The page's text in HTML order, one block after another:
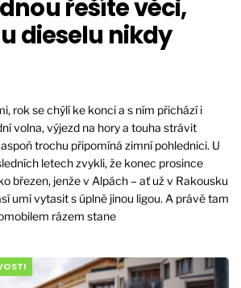
řešíte věci,
dieselu nikdy
rok se chýlí ke konci a s ním přichází i
volna, výjezd na hory a touha strávit
trochu připomíná zimní pohlednici. U
letech zvykli, že konec prosince
březen, jenže v Alpách – ať už v Rakousku
umí vytasit s úplně jinou ligou. A právě tam
rázem stane